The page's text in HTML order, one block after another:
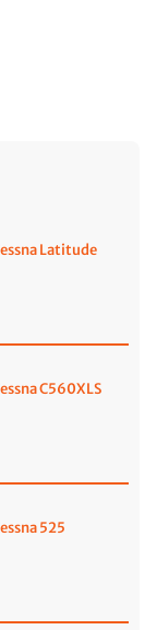
Latitude
C560XLS
525